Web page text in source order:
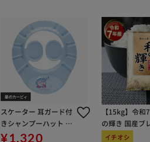
スケーター 耳ガード付
きシャンプーハット BS
HA1 星のカービィ
¥1,320
【15kg】令和
の輝き 国産ブ
kg×3袋
イチオシ